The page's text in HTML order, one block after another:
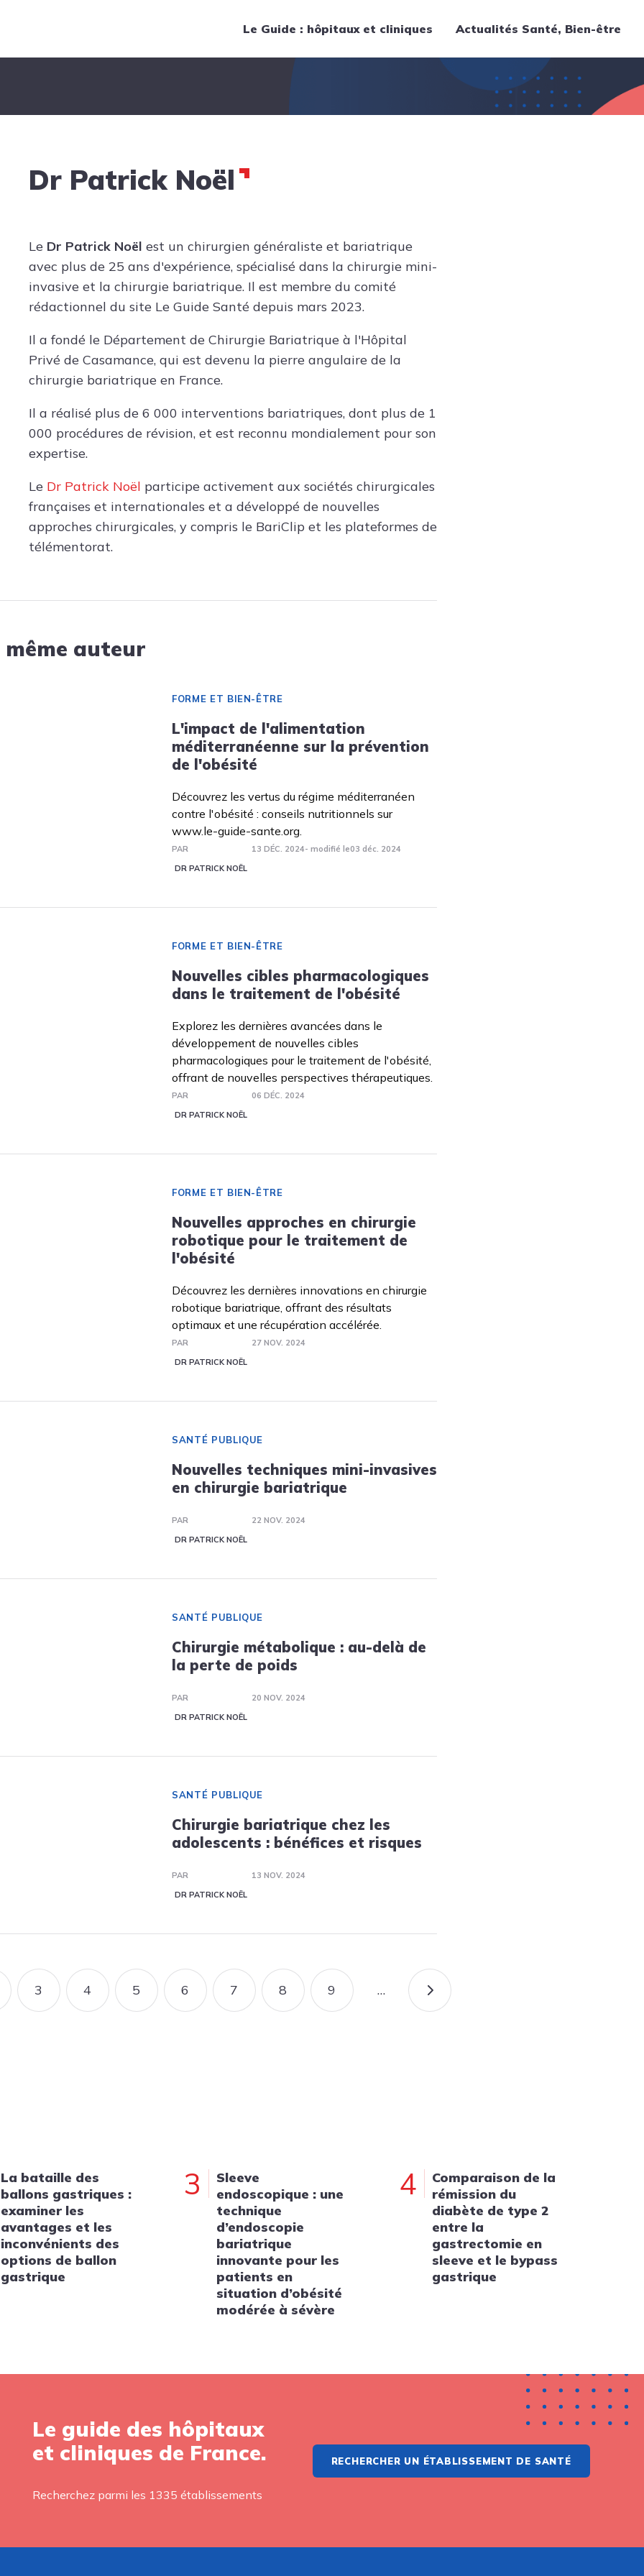
Le Guide : hôpitaux et cliniques Actualités Santé, Bien-être
Thématiques
Dr Patrick Noël
Le Dr Patrick Noël est un chirurgien généraliste et bariatrique
avec plus de 25 ans d'expérience, spécialisé dans la chirurgie mini-
invasive et la chirurgie bariatrique. Il est membre du comité
rédactionnel du site Le Guide Santé depuis mars 2023.
Il a fondé le Département de Chirurgie Bariatrique à l'Hôpital
Privé de Casamance, qui est devenu la pierre angulaire de la
chirurgie bariatrique en France.
Il a réalisé plus de 6 000 interventions bariatriques, dont plus de 1
000 procédures de révision, et est reconnu mondialement pour son
expertise.
Le Dr Patrick Noël participe activement aux sociétés chirurgicales
françaises et internationales et a développé de nouvelles
approches chirurgicales, y compris le BariClip et les plateformes de
télémentorat.
auteur
FORME ET BIEN-ÊTRE
L'impact de l'alimentation
méditerranéenne sur la prévention
de l'obésité
Découvrez les vertus du régime méditerranéen
contre l'obésité : conseils nutritionnels sur
www.le-guide-sante.org.
PAR
DR PATRICK NOËL
13 DÉC. 2024- modifié le03 déc. 2024
FORME ET BIEN-ÊTRE
Nouvelles cibles pharmacologiques
dans le traitement de l'obésité
Explorez les dernières avancées dans le
développement de nouvelles cibles
pharmacologiques pour le traitement de l'obésité,
offrant de nouvelles perspectives thérapeutiques.
PAR
DR PATRICK NOËL
06 DÉC. 2024
FORME ET BIEN-ÊTRE
Nouvelles approches en chirurgie
robotique pour le traitement de
l'obésité
Découvrez les dernières innovations en chirurgie
robotique bariatrique, offrant des résultats
optimaux et une récupération accélérée.
PAR
DR PATRICK NOËL
27 NOV. 2024
SANTÉ PUBLIQUE
Nouvelles techniques mini-invasives
en chirurgie bariatrique
PAR
DR PATRICK NOËL
22 NOV. 2024
SANTÉ PUBLIQUE
Chirurgie métabolique : au-delà de
la perte de poids
PAR
DR PATRICK NOËL
20 NOV. 2024
SANTÉ PUBLIQUE
Chirurgie bariatrique chez les
adolescents : bénéfices et risques
PAR
DR PATRICK NOËL
13 NOV. 2024
COURANTE
PAGE
3 PAGE
4 PAGE
5 PAGE
6 PAGE
7 PAGE
8 PAGE
9 … PAGE SUIVANTE
La bataille des
ballons gastriques :
examiner les
avantages et les
inconvénients des
options de ballon
gastrique
3
Sleeve
endoscopique : une
technique
d’endoscopie
bariatrique
innovante pour les
patients en
situation d’obésité
modérée à sévère
4
Comparaison de la
rémission du
diabète de type 2
entre la
gastrectomie en
sleeve et le bypass
gastrique
Le guide des hôpitaux
et cliniques de France.
Recherchez parmi les 1335 établissements
RECHERCHER UN ÉTABLISSEMENT DE SANTÉ